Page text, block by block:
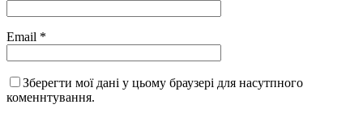
Email *
Зберегти мої дані у цьому браузері для насутпного
коменнтування.